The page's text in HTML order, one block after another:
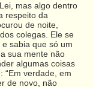
mas algo dentro
respeito da
de noite,
colegas. Ele se
sabia que só um
sua mente não
algumas coisas
“Em verdade, em
de novo, não